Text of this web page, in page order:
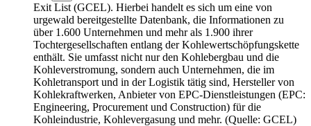
Exit List (GCEL). Hierbei handelt es sich um eine von
urgewald bereitgestellte Datenbank, die Informationen zu
über 1.600 Unternehmen und mehr als 1.900 ihrer
Tochtergesellschaften entlang der Kohlewertschöpfungskette
enthält. Sie umfasst nicht nur den Kohlebergbau und die
Kohleverstromung, sondern auch Unternehmen, die im
Kohletransport und in der Logistik tätig sind, Hersteller von
Kohlekraftwerken, Anbieter von EPC-Dienstleistungen (EPC:
Engineering, Procurement und Construction) für die
Kohleindustrie, Kohlevergasung und mehr. (Quelle: GCEL)